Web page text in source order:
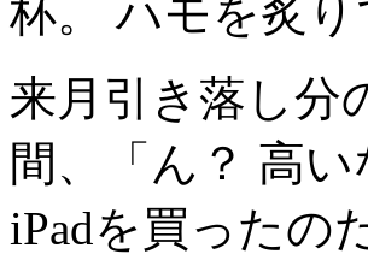
杯。 ハモを炙
来月引き落し分
間、「ん？ 高
iPadを買ったの